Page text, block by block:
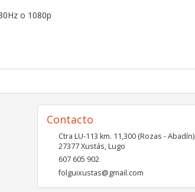
o 1080p
Contacto
Ctra LU-113 km. 11,300 (Rozas - Abadín)
27377Xustás,Lugo
607 605 902
folguixustas@gmail.com